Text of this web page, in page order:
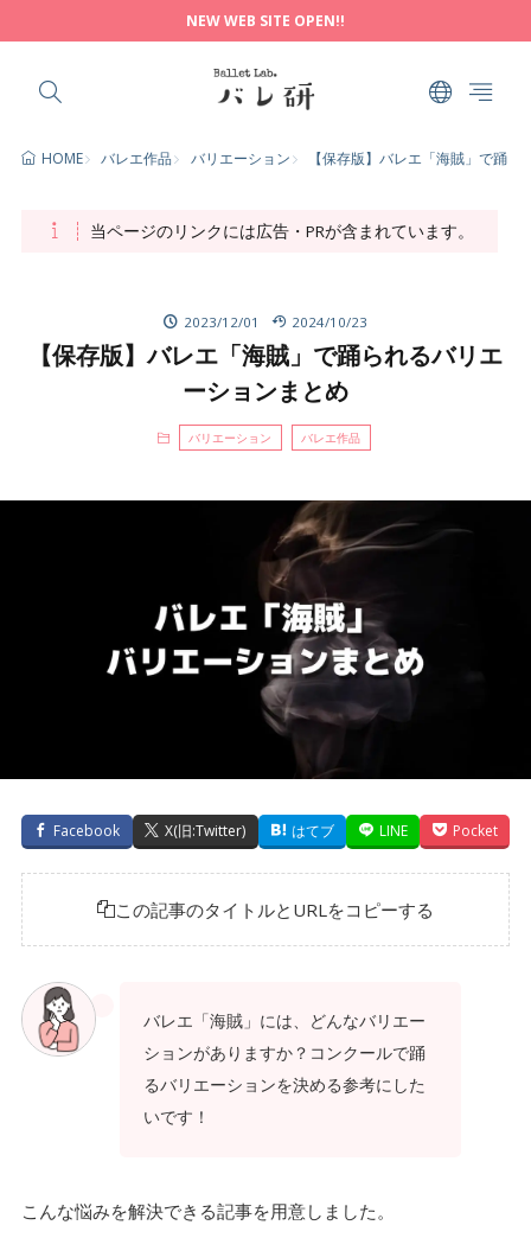
NEW WEB SITE OPEN!!
HOME バレエ作品 バリエーション 【保存版】バレエ「海賊」で踊
当ページのリンクには広告・PRが含まれています。
2023/12/01 2024/10/23
【保存版】バレエ「海賊」で踊られるバリエ
ーションまとめ
バリエーション バレエ作品
Facebook X(旧:Twitter) はてブ LINE Pocket
この記事のタイトルとURLをコピーする
バレエ「海賊」には、どんなバリエー
ションがありますか？コンクールで踊
るバリエーションを決める参考にした
いです！
こんな悩みを解決できる記事を用意しました。